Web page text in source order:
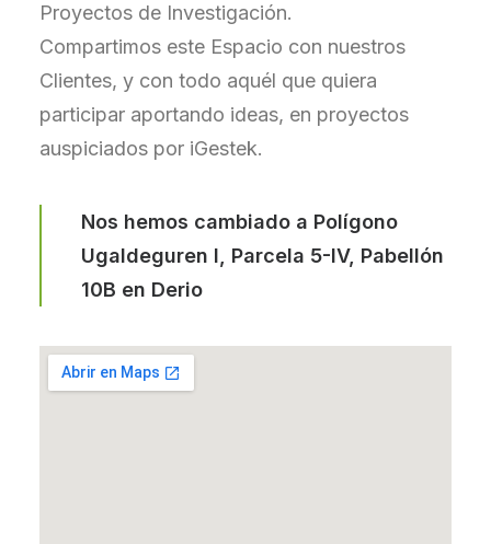
Proyectos de Investigación.
Compartimos este Espacio con nuestros
Clientes, y con todo aquél que quiera
participar aportando ideas, en proyectos
auspiciados por iGestek.
Nos hemos cambiado a Polígono
Ugaldeguren I, Parcela 5-IV, Pabellón
10B en Derio